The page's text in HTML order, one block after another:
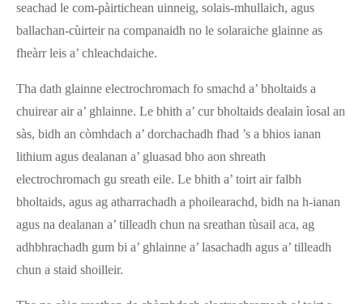
seachad le com-pàirtichean uinneig, solais-mhullaich, agus
ballachan-cùirteir na companaidh no le solaraiche glainne as
fheàrr leis a’ chleachdaiche.
Tha dath glainne electrochromach fo smachd a’ bholtaids a
chuirear air a’ ghlainne. Le bhith a’ cur bholtaids dealain ìosal an
sàs, bidh an còmhdach a’ dorchachadh fhad ’s a bhios ianan
lithium agus dealanan a’ gluasad bho aon shreath
electrochromach gu sreath eile. Le bhith a’ toirt air falbh
bholtaids, agus ag atharrachadh a phoilearachd, bidh na h-ianan
agus na dealanan a’ tilleadh chun na sreathan tùsail aca, ag
adhbhrachadh gum bi a’ ghlainne a’ lasachadh agus a’ tilleadh
chun a staid shoilleir.